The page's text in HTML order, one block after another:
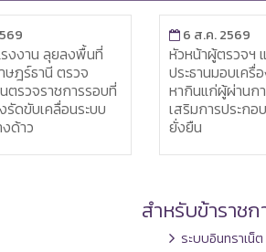
หัวหน้าผู้ตรวจฯ แรงงาน เป็น
ประธานมอบเครื่องมือทำมา
หากินแก่ผู้ผ่านการฝึกอบรม ส่ง
เสริมการประกอบอาชีพอย่าง
ยั่งยืน
ผู้ต
เพ
ดำ
แร
สำหรับข้าราชก
ระบบอินทราเน็ต